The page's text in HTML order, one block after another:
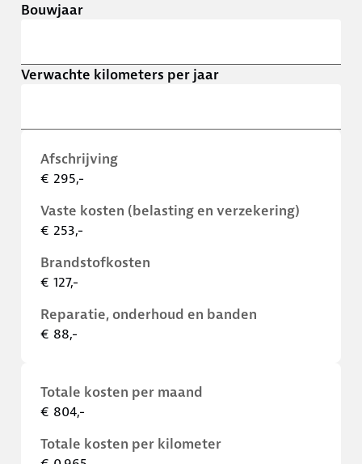
Bouwjaar
Verwachte kilometers per jaar
Afschrijving
€ 295,-
Vaste kosten (belasting en verzekering)
€ 253,-
Brandstofkosten
€ 127,-
Reparatie, onderhoud en banden
€ 88,-
Totale kosten per maand
€ 804,-
Totale kosten per kilometer